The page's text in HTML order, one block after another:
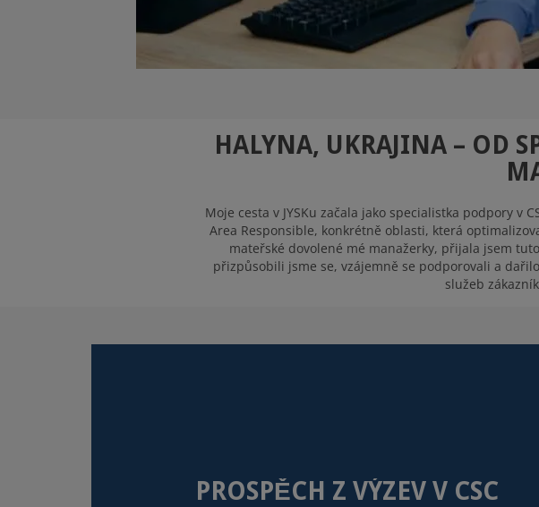
HALYNA, UKRAJINA – OD
Moje cesta v JYSKu začala jako specialistka podpory
Area Responsible, konkrétně oblasti, která
mateřské dovolené mé manažerky, přijala jsem
přizpůsobili jsme se, vzájemně se podporovali a
služeb
PROSPĚCH Z VÝZEV V CSC